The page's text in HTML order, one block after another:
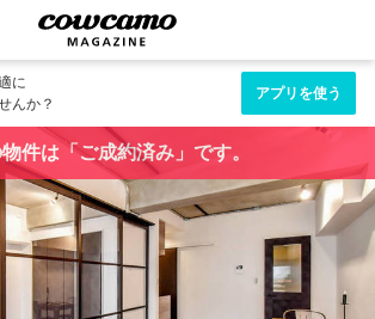
に
んか？
アプリを使う
件は「ご成約済み」です。